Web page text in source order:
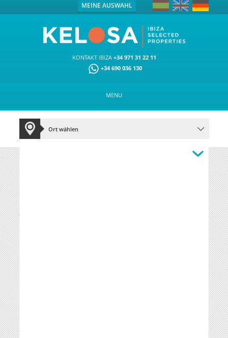
MEINE AUSWAHL
KONTAKT IBIZA +34 971 31 22 11
+34 690 036 130
MENU